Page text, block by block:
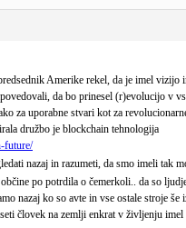
Amerike rekel, da je imel
da bo prinesel (r)evolucijo v
za uporabne stvari kot za
družbo je blockchain tehnologija
future/
nazaj in razumeti, da smo imeli
po potrdila o čemerkoli.. da so
nazaj ko so avte in vse ostale stroje še
človek na zemlji enkrat v življenju imel